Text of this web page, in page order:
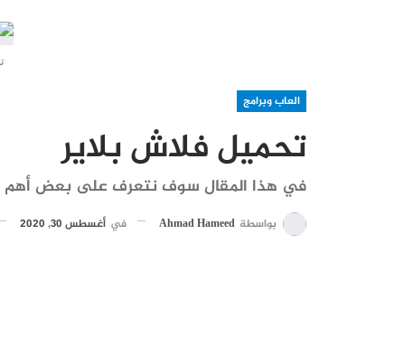
العاب وبرامج
تحميل فلاش بلاير
في هذا المقال سوف نتعرف على بعض أهم
بواسطة Ahmad Hameed في أغسطس 30, 2020